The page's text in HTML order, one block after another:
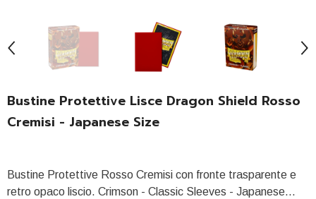
Bustine Protettive Lisce Dragon Shield Rosso
Cremisi - Japanese Size
Bustine Protettive Rosso Cremisi con fronte trasparente e
retro opaco liscio. Crimson - Classic Sleeves - Japanese...